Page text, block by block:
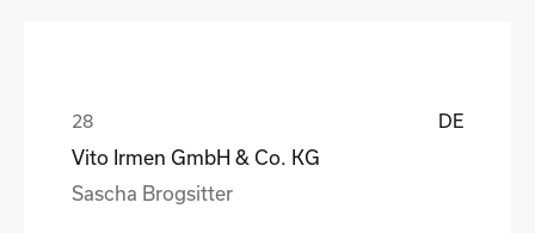
DE
Vito Irmen GmbH & Co. KG
Sascha Brogsitter